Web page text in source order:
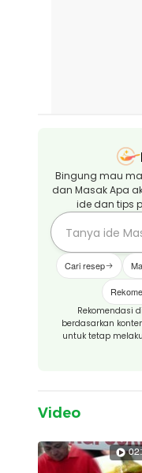
Bingung mau
dan Masak Apa
ide dan tips
Cari resep
Rekomendasi
berdasarkan
untuk tetap
Video